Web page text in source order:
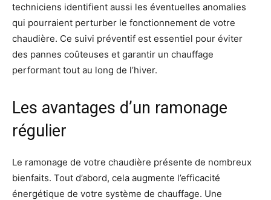
techniciens identifient aussi les éventuelles anomalies
qui pourraient perturber le fonctionnement de votre
chaudière. Ce suivi préventif est essentiel pour éviter
des pannes coûteuses et garantir un chauffage
performant tout au long de l’hiver.
Les avantages d’un ramonage
régulier
Le ramonage de votre chaudière présente de nombreux
bienfaits. Tout d’abord, cela augmente l’efficacité
énergétique de votre système de chauffage. Une